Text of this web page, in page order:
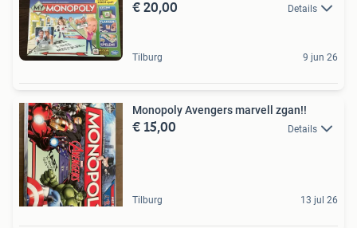
€ 20,00 Details
Tilburg 9 jun 26
Monopoly Avengers marvell zgan!!
€ 15,00 Details
Tilburg 13 jul 26